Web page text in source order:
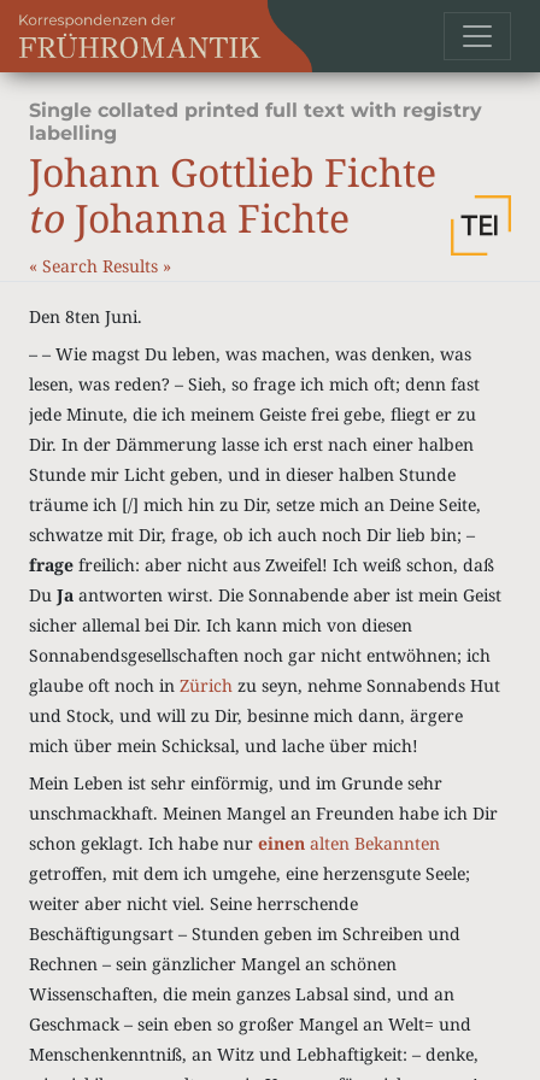
Single collated printed full text with registry
labelling
Johann Gottlieb Fichte
to Johanna Fichte
« Search Results »
Den 8ten Juni.
– – Wie magst Du leben, was machen, was denken, was
lesen, was reden? – Sieh, so frage ich mich oft; denn fast
jede Minute, die ich meinem Geiste frei gebe, fliegt er zu
Dir. In der Dämmerung lasse ich erst nach einer halben
Stunde mir Licht geben, und in dieser halben Stunde
träume ich [/] mich hin zu Dir, setze mich an Deine Seite,
schwatze mit Dir, frage, ob ich auch noch Dir lieb bin; –
frage freilich: aber nicht aus Zweifel! Ich weiß schon, daß
Du Ja antworten wirst. Die Sonnabende aber ist mein Geist
sicher allemal bei Dir. Ich kann mich von diesen
Sonnabendsgesellschaften noch gar nicht entwöhnen; ich
glaube oft noch in Zürich zu seyn, nehme Sonnabends Hut
und Stock, und will zu Dir, besinne mich dann, ärgere
mich über mein Schicksal, und lache über mich!
Mein Leben ist sehr einförmig, und im Grunde sehr
unschmackhaft. Meinen Mangel an Freunden habe ich Dir
schon geklagt. Ich habe nur einen alten Bekannten
getroffen, mit dem ich umgehe, eine herzensgute Seele;
weiter aber nicht viel. Seine herrschende
Beschäftigungsart – Stunden geben im Schreiben und
Rechnen – sein gänzlicher Mangel an schönen
Wissenschaften, die mein ganzes Labsal sind, und an
Geschmack – sein eben so großer Mangel an Welt= und
Menschenkenntniß, an Witz und Lebhaftigkeit: – denke,